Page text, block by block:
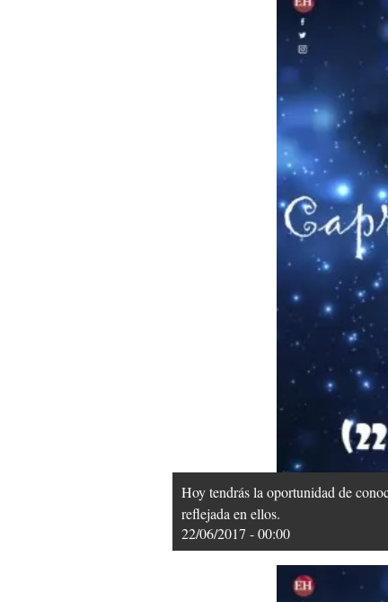
Hoy tendrás la oportunidad de
reflejada en ellos.
22/06/2017 - 00:00